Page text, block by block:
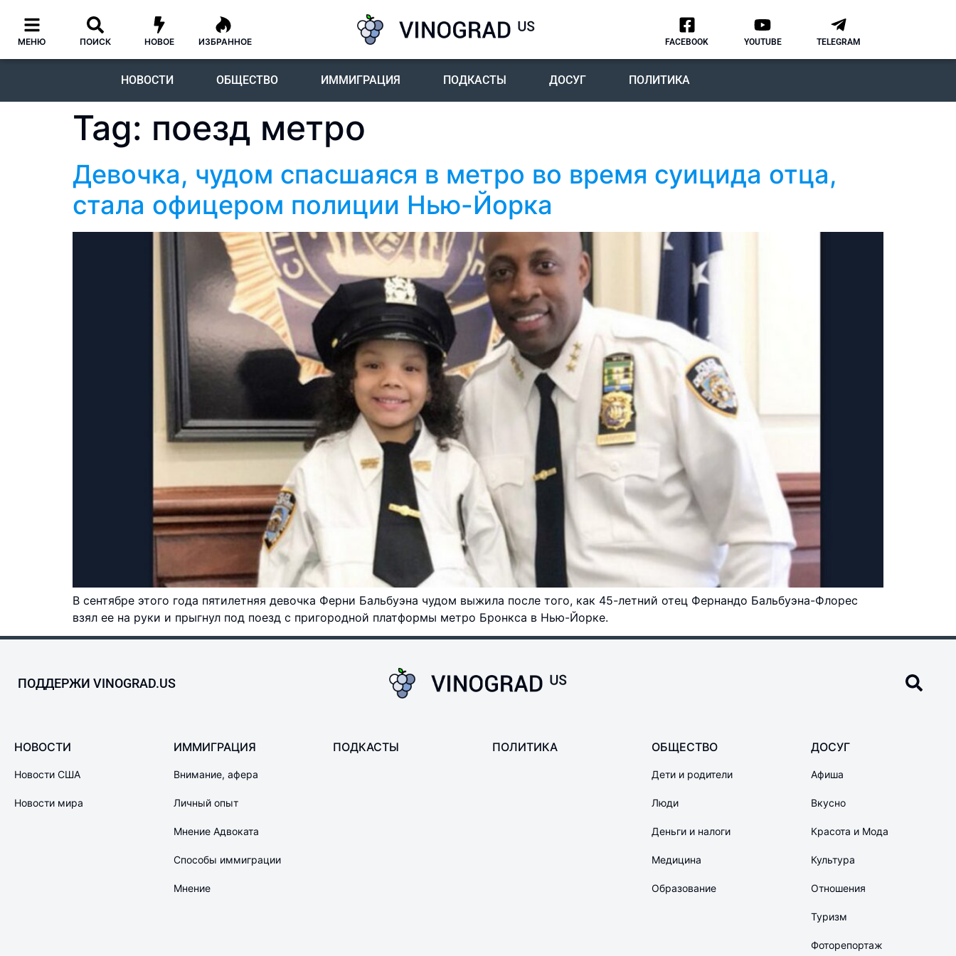
МЕНЮ ПОИСК НОВОЕ ИЗБРАННОЕ FACEBOOK YOUTUBE TELEGRAM
НОВОСТИ ОБЩЕСТВО ИММИГРАЦИЯ ПОДКАСТЫ ДОСУГ ПОЛИТИКА
Tag: поезд метро
Девочка, чудом спасшаяся в метро во время суицида отца,
стала офицером полиции Нью-Йорка
В сентябре этого года пятилетняя девочка Ферни Бальбуэна чудом выжила после того, как 45-летний отец Фернандо Бальбуэна-Флорес
взял ее на руки и прыгнул под поезд с пригородной платформы метро Бронкса в Нью-Йорке.
ПОДДЕРЖИ VINOGRAD.US
НОВОСТИ
Новости США
Новости мира
ИММИГРАЦИЯ
Внимание, афера
Личный опыт
Мнение Адвоката
Способы иммиграции
Мнение
ПОДКАСТЫ ПОЛИТИКА ОБЩЕСТВО
Дети и родители
Люди
Деньги и налоги
Медицина
Образование
ДОСУГ
Афиша
Вкусно
Красота и Мода
Культура
Отношения
Туризм
Фоторепортаж